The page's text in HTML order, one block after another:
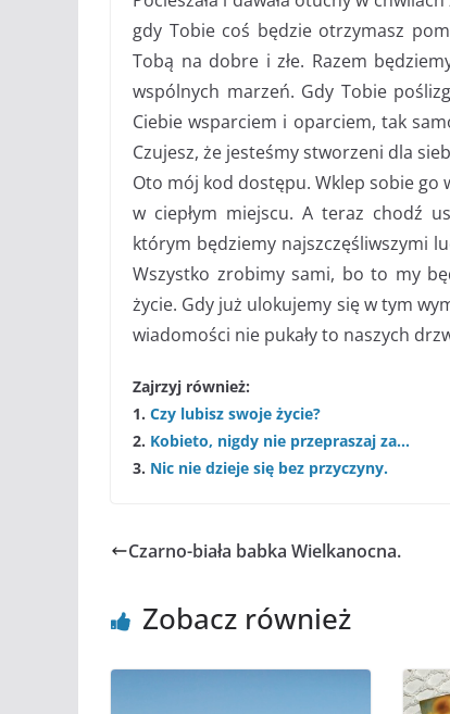
gdy Tobie coś będzie otrzymasz
Tobą na dobre i złe. Razem
wspólnych marzeń. Gdy Tobie
Ciebie wsparciem i oparciem, tak
Czujesz, że jesteśmy stworzeni dla
Oto mój kod dostępu. Wklep sobie go
w ciepłym miejscu. A teraz chodź
którym będziemy najszczęśliwszymi
Wszystko zrobimy sami, bo to my
życie. Gdy już ulokujemy się w tym
wiadomości nie pukały to naszych
Zajrzyj również:
1. Czy lubisz swoje życie?
2. Kobieto, nigdy nie przepraszaj za…
3. Nic nie dzieje się bez przyczyny.
Czarno-biała babka Wielkanocna.
Zobacz również